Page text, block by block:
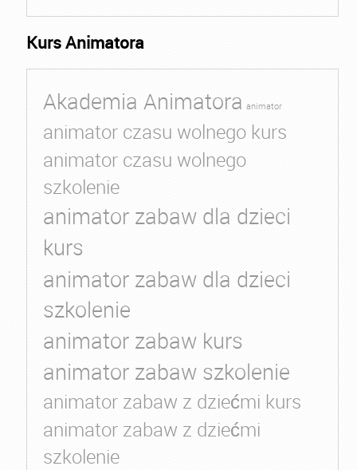
Kurs Animatora
Akademia Animatora animator
animator czasu wolnego kurs
animator czasu wolnego
szkolenie
animator zabaw dla dzieci
kurs
animator zabaw dla dzieci
szkolenie
animator zabaw kurs
animator zabaw szkolenie
animator zabaw z dziećmi kurs
animator zabaw z dziećmi
szkolenie